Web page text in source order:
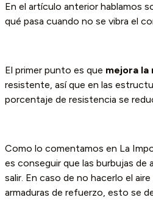
En el artículo anterior hablamos
qué pasa cuando no se vibra el
El primer punto es que mejora la
resistente, así que en las
porcentaje de resistencia se
Como lo comentamos en La
es conseguir que las burbujas de
salir. En caso de no hacerlo el
armaduras de refuerzo, esto se